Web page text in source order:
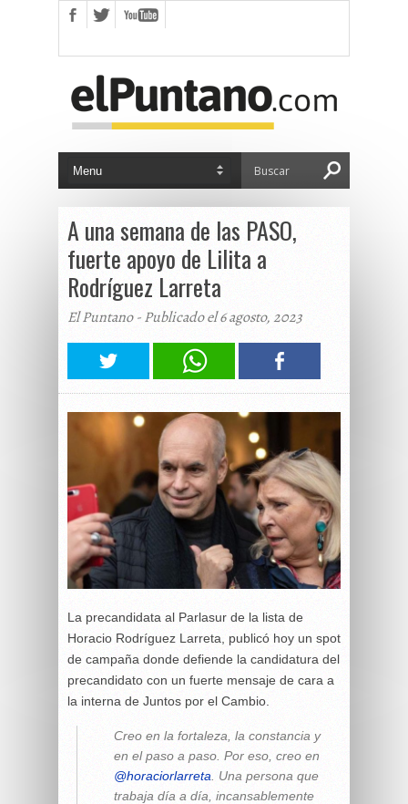
A una semana de las PASO,
fuerte apoyo de Lilita a
Rodríguez Larreta
El Puntano - Publicado el 6 agosto, 2023
La precandidata al Parlasur de la lista de
Horacio Rodríguez Larreta, publicó hoy un spot
de campaña donde defiende la candidatura del
precandidato con un fuerte mensaje de cara a
la interna de Juntos por el Cambio.
Creo en la fortaleza, la constancia y
en el paso a paso. Por eso, creo en
@horaciorlarreta . Una persona que
trabaja día a día, incansablemente